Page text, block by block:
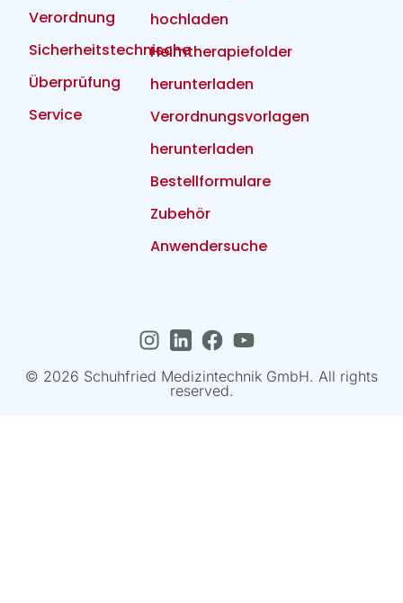
Verordnung
Sicherheitstechnische
Überprüfung
Service
hochladen
Heimtherapiefolder
herunterladen
Verordnungsvorlagen
herunterladen
Bestellformulare
Zubehör
Anwendersuche
© 2026 Schuhfried Medizintechnik GmbH. All rights
reserved.